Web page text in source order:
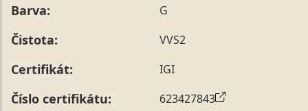
Barva: G
Čistota: VVS2
Certifikát: IGI
Číslo certifikátu: 623427843